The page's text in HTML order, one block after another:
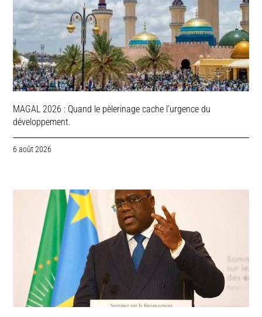
MAGAL 2026 : Quand le pèlerinage cache l’urgence du
développement.
6 août 2026